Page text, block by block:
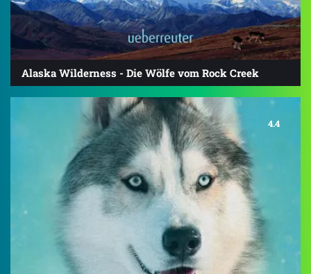
Alaska Wilderness - Die Wölfe vom Rock Creek
4.4